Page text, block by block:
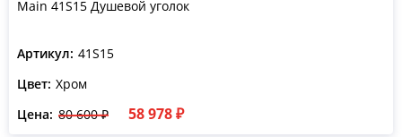
Main 41S15 Душевой уголок
Артикул: 41S15
Цвет: Хром
Цена: 80 600 ₽ 58 978 ₽